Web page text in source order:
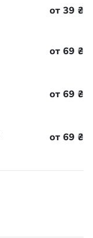
от 39 ₴
от 69 ₴
от 69 ₴
от 69 ₴